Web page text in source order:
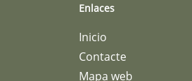
Enlaces
Inicio
Contacte
Mapa web